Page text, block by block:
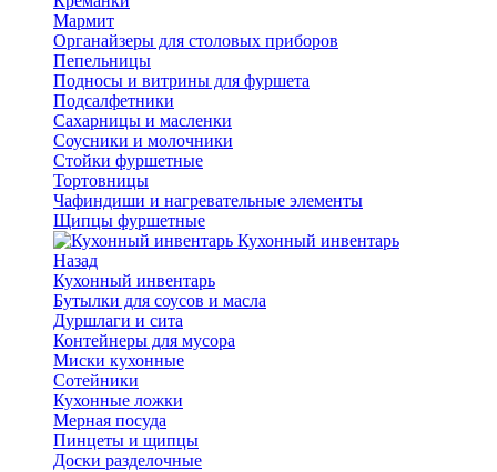
Мармит
Органайзеры для столовых приборов
Пепельницы
Подносы и витрины для фуршета
Подсалфетники
Сахарницы и масленки
Соусники и молочники
Стойки фуршетные
Тортовницы
Чафиндиши и нагревательные элементы
Щипцы фуршетные
Кухонный инвентарь
Назад
Кухонный инвентарь
Бутылки для соусов и масла
Дуршлаги и сита
Контейнеры для мусора
Миски кухонные
Сотейники
Кухонные ложки
Мерная посуда
Пинцеты и щипцы
Доски разделочные